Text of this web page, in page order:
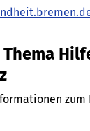
Thema
zum